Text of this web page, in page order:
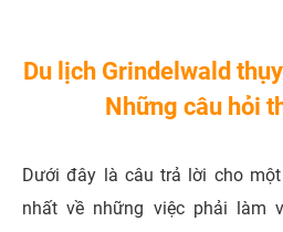
Du lịch Grindelwald
Những câu hỏi
Dưới đây là câu trả lời cho
nhất về những việc phải làm